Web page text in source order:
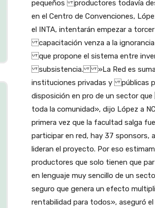
pequeños productores todavía
en el Centro de Convenciones,
el INTA, intentarán empezar a
capacitación venza a la ignorancia
que propone el sistema entre
subsistencia. »La Red es
instituciones privadas y públicas
disposición en pro de un sector
toda la comunidad», dijo López a
primera vez que la facultad salga
participar en red, hay 37
lideran el proyecto. Por eso
productores que solo tienen que
en lenguaje muy sencillo de un
seguro que genera un efecto
rentabilidad para todos», aseguró el